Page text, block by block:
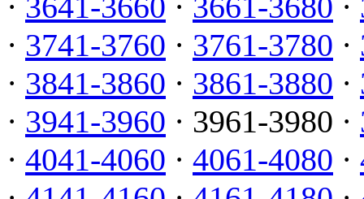
· 3741-3760 · 3761-3780 ·
· 3841-3860 · 3861-3880 ·
· 3941-3960 · 3961-3980 ·
· 4041-4060 · 4061-4080 ·